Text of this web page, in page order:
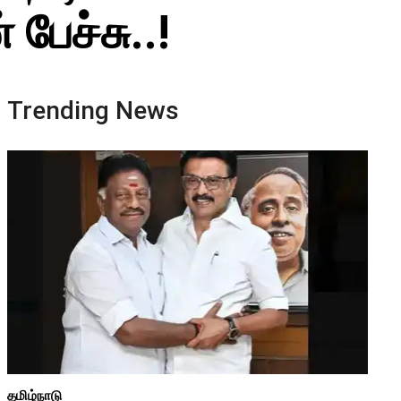
Trending News
தமிழ்நாடு